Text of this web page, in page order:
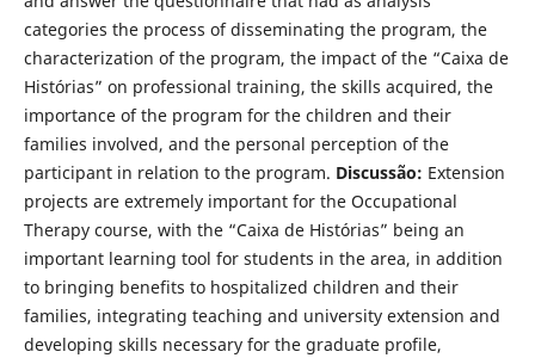
categories the process of disseminating the program, the
characterization of the program, the impact of the “Caixa de
Histórias” on professional training, the skills acquired, the
importance of the program for the children and their
families involved, and the personal perception of the
participant in relation to the program. Discussão: Extension
projects are extremely important for the Occupational
Therapy course, with the “Caixa de Histórias” being an
important learning tool for students in the area, in addition
to bringing benefits to hospitalized children and their
families, integrating teaching and university extension and
developing skills necessary for the graduate profile,